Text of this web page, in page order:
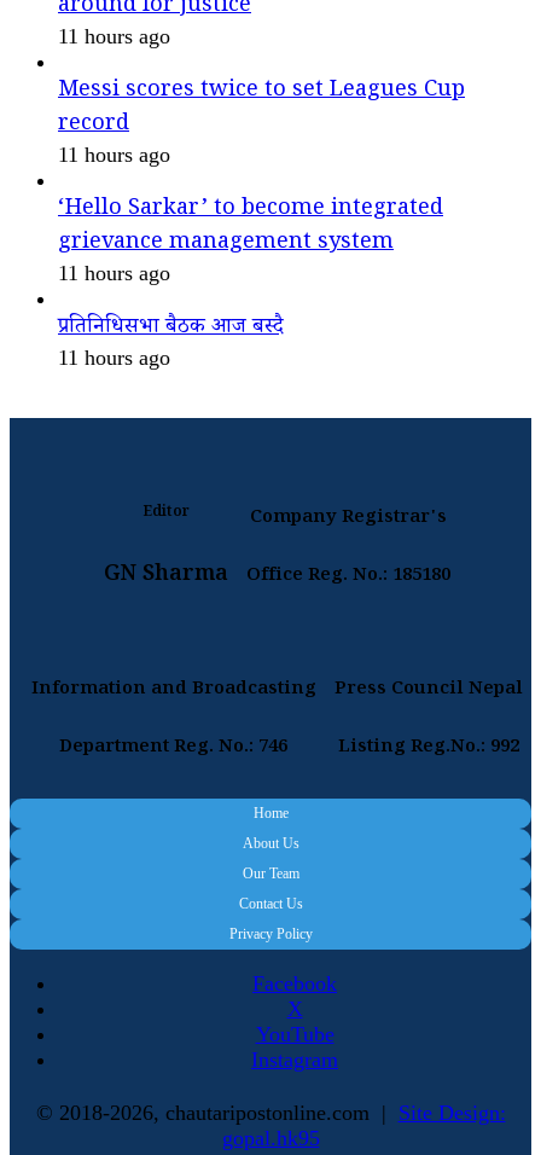
around for justice
11 hours ago
Messi scores twice to set Leagues Cup
record
11 hours ago
‘Hello Sarkar’ to become integrated
grievance management system
11 hours ago
प्रतिनिधिसभा बैठक आज बस्दै
11 hours ago
Editor
GN Sharma
Company Registrar's
Office Reg. No.: 185180
Information and Broadcasting
Department Reg. No.: 746
Press Council Nepal
Listing Reg.No.: 992
Home
About Us
Our Team
Contact Us
Privacy Policy
Facebook
X
YouTube
Instagram
© 2018-2026, chautaripostonline.com | Site Design:
gopal.hk95